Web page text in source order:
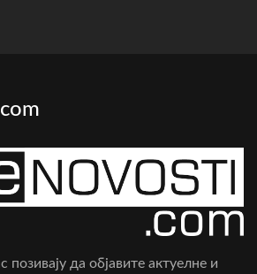
позивају да објавите актуелне и